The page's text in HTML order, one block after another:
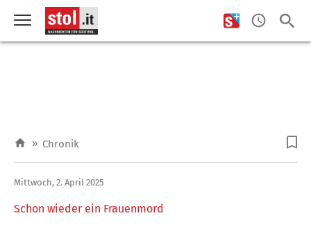
» Chronik
Schon wieder ein Frauenmord
Mittwoch, 2. April 2025